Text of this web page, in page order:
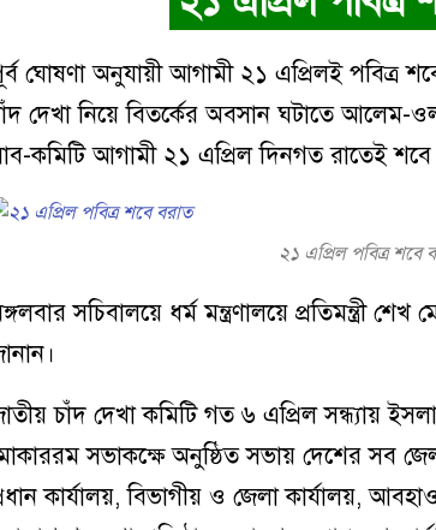
ঘোষণা অনুযায়ী আগামী ২১ এপ্রিলই পবিত্র
দেখা নিয়ে বিতর্কের অবসান ঘটাতে আলেম-
কমিটি আগামী ২১ এপ্রিল দিনগত রাতেই শবে
২১ এপ্রিল পবিত্র শবে
সচিবালয়ে ধর্ম মন্ত্রণালয়ে প্রতিমন্ত্রী
চাঁদ দেখা কমিটি গত ৬ এপ্রিল সন্ধ্যায়
সভাকক্ষে অনুষ্ঠিত সভায় দেশের সব
কার্যালয়, বিভাগীয় ও জেলা কার্যালয়,